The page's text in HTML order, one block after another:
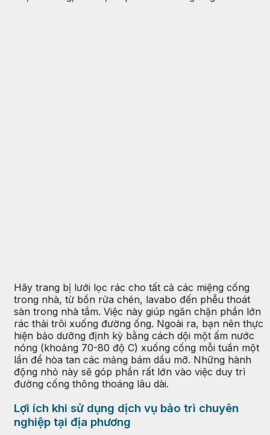
Hãy trang bị lưới lọc rác cho tất cả các miệng cống
trong nhà, từ bồn rửa chén, lavabo đến phễu thoát
sàn trong nhà tắm. Việc này giúp ngăn chặn phần lớn
rác thải trôi xuống đường ống. Ngoài ra, bạn nên thực
hiện bảo dưỡng định kỳ bằng cách dội một ấm nước
nóng (khoảng 70-80 độ C) xuống cống mỗi tuần một
lần để hòa tan các mảng bám dầu mỡ. Những hành
động nhỏ này sẽ góp phần rất lớn vào việc duy trì
đường cống thông thoáng lâu dài.
Lợi ích khi sử dụng dịch vụ bảo trì chuyên
nghiệp tại địa phương